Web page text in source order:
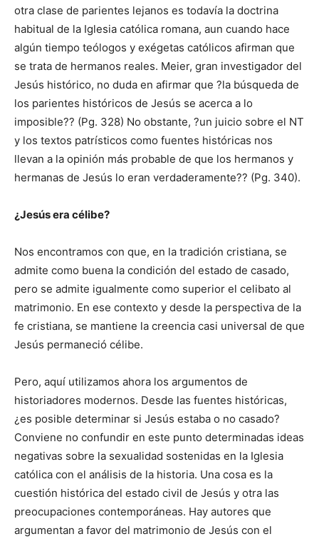
otra clase de parientes lejanos es todavía la doctrina
habitual de la Iglesia católica romana, aun cuando hace
algún tiempo teólogos y exégetas católicos afirman que
se trata de hermanos reales. Meier, gran investigador del
Jesús histórico, no duda en afirmar que ?la búsqueda de
los parientes históricos de Jesús se acerca a lo
imposible?? (Pg. 328) No obstante, ?un juicio sobre el NT
y los textos patrísticos como fuentes históricas nos
llevan a la opinión más probable de que los hermanos y
hermanas de Jesús lo eran verdaderamente?? (Pg. 340).
¿Jesús era célibe?
Nos encontramos con que, en la tradición cristiana, se
admite como buena la condición del estado de casado,
pero se admite igualmente como superior el celibato al
matrimonio. En ese contexto y desde la perspectiva de la
fe cristiana, se mantiene la creencia casi universal de que
Jesús permaneció célibe.
Pero, aquí utilizamos ahora los argumentos de
historiadores modernos. Desde las fuentes históricas,
¿es posible determinar si Jesús estaba o no casado?
Conviene no confundir en este punto determinadas ideas
negativas sobre la sexualidad sostenidas en la Iglesia
católica con el análisis de la historia. Una cosa es la
cuestión histórica del estado civil de Jesús y otra las
preocupaciones contemporáneas. Hay autores que
argumentan a favor del matrimonio de Jesús con el